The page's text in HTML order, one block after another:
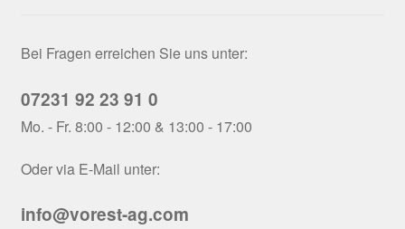
Bei Fragen erreichen Sie uns unter:
07231 92 23 91 0
Mo. - Fr. 8:00 - 12:00 & 13:00 - 17:00
Oder via E-Mail unter:
info@vorest-ag.com